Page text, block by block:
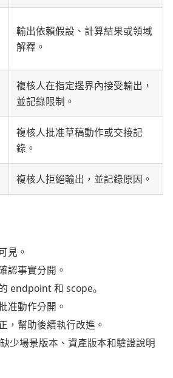
輸出依賴假設、計算結果或領域
解釋。
複核人在指定邊界內接受輸出，
並記錄限制。
複核人批准草稿動作或交接記
錄。
複核人拒絕輸出，並記錄原因。
見。
認事實分開。
endpoint 和 scope。
准動作分開。
，幫助後續執行改進。
少場景版本、資產版本和驗證說明